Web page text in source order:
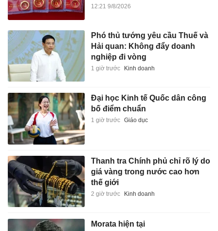
12:21 9/8/2026
Phó thủ tướng yêu cầu Thuế và
Hải quan: Không đẩy doanh
nghiệp đi vòng
1 giờ trước Kinh doanh
Đại học Kinh tế Quốc dân công
bố điểm chuẩn
1 giờ trước Giáo dục
Thanh tra Chính phủ chỉ rõ lý do
giá vàng trong nước cao hơn
thế giới
2 giờ trước Kinh doanh
Morata hiện tại